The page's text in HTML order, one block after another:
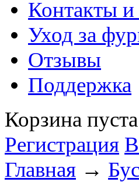
Контакты
Уход за
Отзывы
Поддержка
Корзина пуста
Регистрация
Главная →